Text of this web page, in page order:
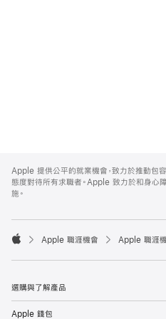
Footer
Apple 提供公平的就業機會，致力於推動包
態度對待所有求職者。Apple 致力於和身心
施。

Apple 職涯機會 Apple 職涯
選購與了解產品
Apple 錢包